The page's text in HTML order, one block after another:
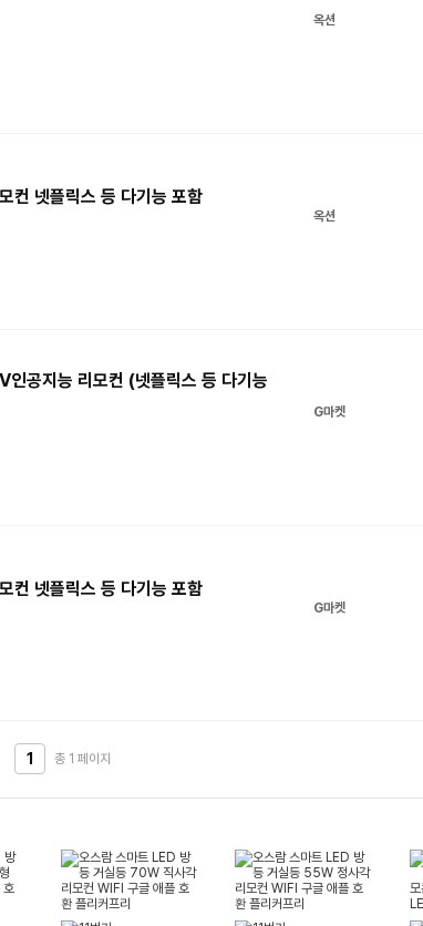
옥션
컨 넷플릭스 등 다기능 포함
옥션
인공지능 리모컨 (넷플릭스 등 다기능
G마켓
컨 넷플릭스 등 다기능 포함
G마켓
1 총 1 페이지